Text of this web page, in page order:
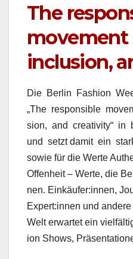
The
movement
inclusion,
Die Berlin Fash­ion
„The respon­si­ble
sion, and cre­ativ­i­ty“ in
und set­zt damit ein
sowie für die Werte
Offen­heit – Werte, die
nen. Einkäufer:innen,
Expert:innen und
Welt erwartet ein
ion Shows,